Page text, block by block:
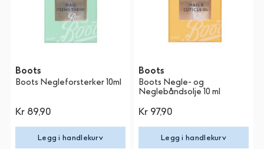
Boots
Boots Negleforsterker 10ml
Kr 89,90
Legg i handlekurv
Boots
Boots Negle- og
Neglebåndsolje 10 ml
Kr 97,90
Legg i handlekurv